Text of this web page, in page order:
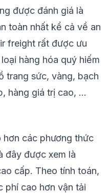
được đánh giá là
toàn nhất kể cả về an
freight rất được ưu
hàng hóa quý hiếm
trang sức, vàng, bạch
hàng giá trị cao, …
các phương thức
đây được xem là
cấp. Theo tính toán,
phí cao hơn vận tải